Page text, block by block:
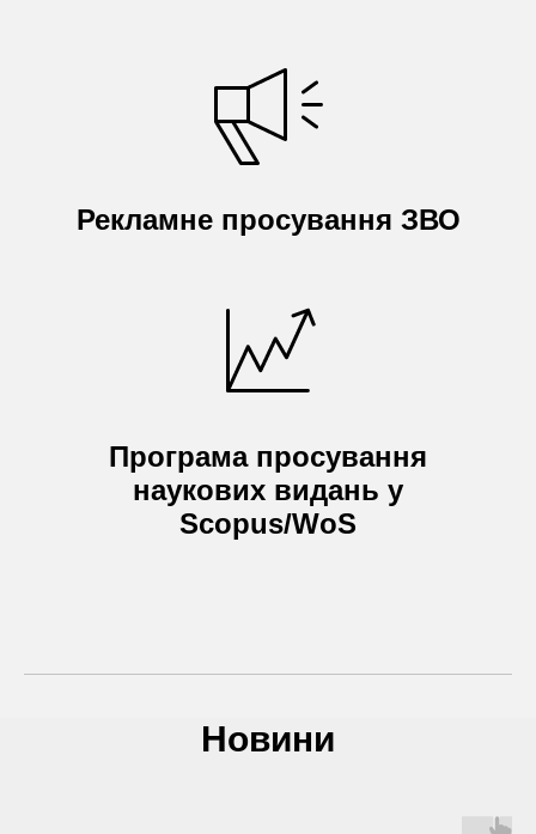
Рекламне просування ЗВО
Програма просування
наукових видань у
Scopus/WoS
Новини